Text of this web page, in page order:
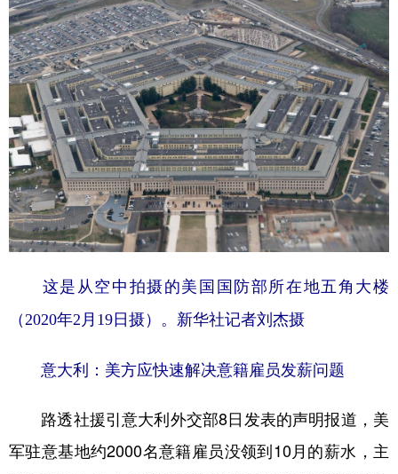
城市 旅游 能源 会展
彩票 娱乐 时尚 悦读
公益 一带一路 亚太网 上市公司
文化产业
地方频道
北京 天津 河北 山西
浙江 福建
四川 贵州 云南 西藏
陕西 甘肃 青海 宁夏
这是从空中拍摄的美国国防部所在地五角大楼
（2020年2月19日摄）。新华社记者刘杰摄
意大利：美方应快速解决意籍雇员发薪问题
路透社援引意大利外交部8日发表的声明报道，美
军驻意基地约2000名意籍雇员没领到10月的薪水，主